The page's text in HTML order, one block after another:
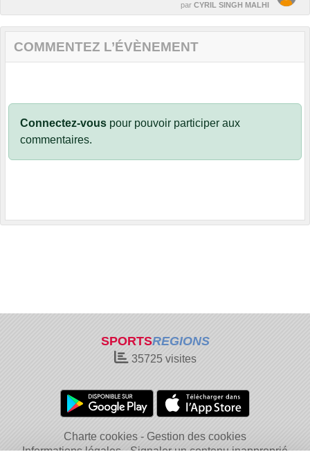
par CYRIL SINGH MALHI
COMMENTEZ L’ÉVÈNEMENT
Connectez-vous pour pouvoir participer aux
commentaires.
SPORTSREGIONS
35725visites
Charte cookies
Gestion des cookies